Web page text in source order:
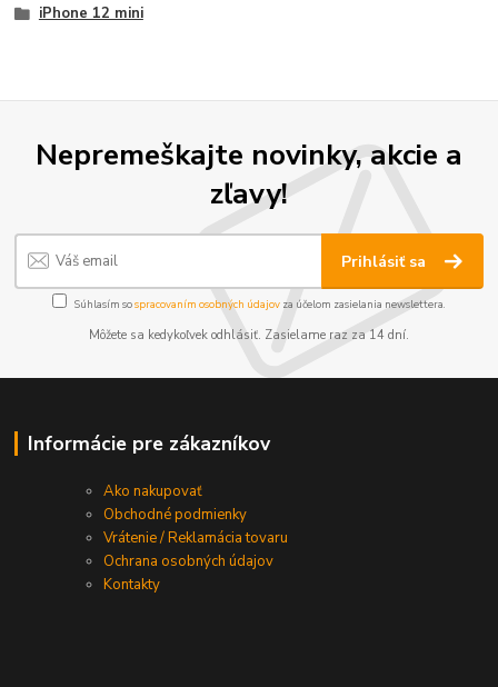
iPhone 12 mini
Nepremeškajte novinky, akcie a
zľavy!
Prihlásiť sa
Súhlasím sospracovaním osobných údajov za účelom zasielania newslettera.
Môžete sa kedykoľvek odhlásiť. Zasielame raz za 14 dní.
Informácie pre zákazníkov
Ako nakupovať
Obchodné podmienky
Vrátenie / Reklamácia tovaru
Ochrana osobných údajov
Kontakty